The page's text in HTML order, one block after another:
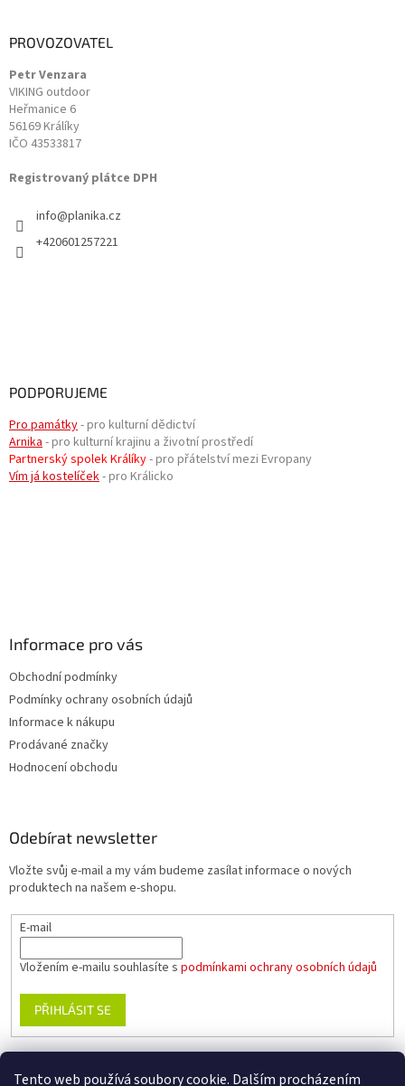
Tento web používá soubory cookie. Dalším procházením
PROVOZOVATEL
Petr Venzara
VIKING outdoor
Heřmanice 6
56169 Králíky
IČO 43533817
Registrovaný plátce DPH
info@planika.cz
+420601257221
PODPORUJEME
Pro památky- pro kulturní dědictví
Arnika- pro kulturní krajinu a životní prostředí
Partnerský spolek Králíky- pro přátelství mezi Evropany
Vím já kostelíček- pro Králicko
Informace pro vás
Obchodní podmínky
Podmínky ochrany osobních údajů
Informace k nákupu
Prodávané značky
Hodnocení obchodu
Odebírat newsletter
Vložte svůj e-mail a my vám budeme zasílat informace o nových
produktech na našem e-shopu.
E-mail
Vložením e-mailu souhlasíte s podmínkami ochrany osobních údajů
PŘIHLÁSIT SE
www.planika.cz www.trekingovaobuv.cz www.regaobuv.cz